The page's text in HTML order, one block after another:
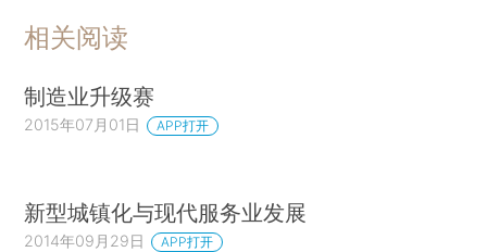
相关阅读
制造业升级赛
2015年07月01日 APP打开
新型城镇化与现代服务业发展
2014年09月29日 APP打开